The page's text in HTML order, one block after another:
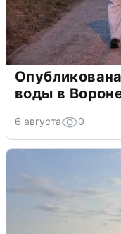
воды в
6 августа 0